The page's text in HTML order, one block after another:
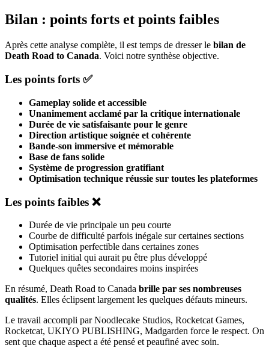
Bilan : points forts et points faibles
Après cette analyse complète, il est temps de dresser le bilan de
Death Road to Canada. Voici notre synthèse objective.
Les points forts ✅
Gameplay solide et accessible
Unanimement acclamé par la critique internationale
Durée de vie satisfaisante pour le genre
Direction artistique soignée et cohérente
Bande-son immersive et mémorable
Base de fans solide
Système de progression gratifiant
Optimisation technique réussie sur toutes les plateformes
Les points faibles ❌
Durée de vie principale un peu courte
Courbe de difficulté parfois inégale sur certaines sections
Optimisation perfectible dans certaines zones
Tutoriel initial qui aurait pu être plus développé
Quelques quêtes secondaires moins inspirées
En résumé, Death Road to Canada brille par ses nombreuses
qualités. Elles éclipsent largement les quelques défauts mineurs.
Le travail accompli par Noodlecake Studios, Rocketcat Games,
Rocketcat, UKIYO PUBLISHING, Madgarden force le respect. On
sent que chaque aspect a été pensé et peaufiné avec soin.